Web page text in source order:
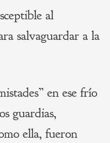
al
salvaguardar a la
en ese frío
guardias,
ella, fueron